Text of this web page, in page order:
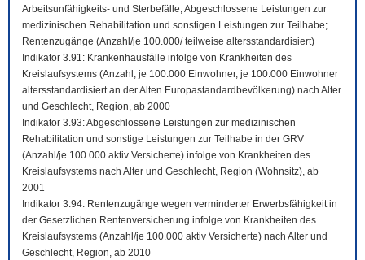
Arbeitsunfähigkeits- und Sterbefälle; Abgeschlossene Leistungen zur
medizinischen Rehabilitation und sonstigen Leistungen zur Teilhabe;
Rentenzugänge (Anzahl/je 100.000/ teilweise altersstandardisiert)
Indikator 3.91: Krankenhausfälle infolge von Krankheiten des
Kreislaufsystems (Anzahl, je 100.000 Einwohner, je 100.000 Einwohner
altersstandardisiert an der Alten Europastandardbevölkerung) nach Alter
und Geschlecht, Region, ab 2000
Indikator 3.93: Abgeschlossene Leistungen zur medizinischen
Rehabilitation und sonstige Leistungen zur Teilhabe in der GRV
(Anzahl/je 100.000 aktiv Versicherte) infolge von Krankheiten des
Kreislaufsystems nach Alter und Geschlecht, Region (Wohnsitz), ab
2001
Indikator 3.94: Rentenzugänge wegen verminderter Erwerbsfähigkeit in
der Gesetzlichen Rentenversicherung infolge von Krankheiten des
Kreislaufsystems (Anzahl/je 100.000 aktiv Versicherte) nach Alter und
Geschlecht, Region, ab 2010